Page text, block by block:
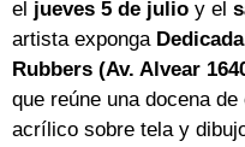
el jueves 5 de julio y el
artista exponga
Rubbers (Av. Alvear
que reúne una docena
acrílico sobre tela y